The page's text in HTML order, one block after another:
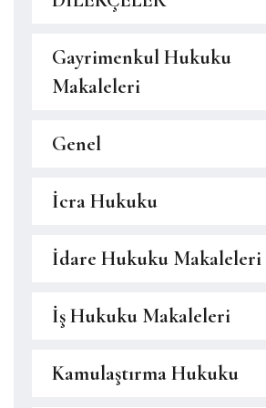
Gayrimenkul Hukuku
Makaleleri
Genel
İcra Hukuku
İdare Hukuku Makaleleri
İş Hukuku Makaleleri
Kamulaştırma Hukuku